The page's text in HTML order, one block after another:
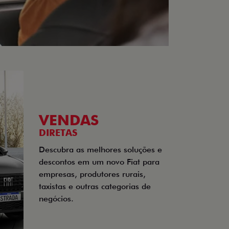
VENDAS
Descubra as melhores soluções e
descontos em um novo Fiat para
empresas, produtores rurais,
taxistas e outras categorias de
negócios.